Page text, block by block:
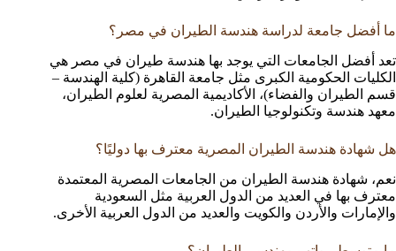
ما أفضل جامعة لدراسة هندسة الطيران في مصر؟
تعد أفضل الجامعات التي يوجد بها هندسة طيران في مصر هي
الكليات الحكومية الكبرى مثل جامعة القاهرة (كلية الهندسة –
قسم الطيران والفضاء)، الأكاديمية المصرية لعلوم الطيران،
معهد هندسة وتكنولوجيا الطيران.
هل شهادة هندسة الطيران المصرية معترف بها دوليًا؟
نعم، شهادة هندسة الطيران من الجامعات المصرية المعتمدة
معترف بها في العديد من الدول العربية مثل السعودية
والإمارات والأردن والكويت والعديد من الدول العربية الأخرى.